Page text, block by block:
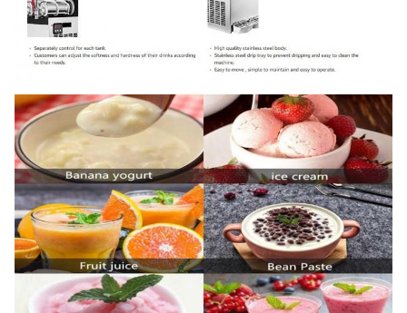
इलेक्ट्रिक्स
मानक
220V,
चलाने का
तरीका
चुंबकीय संचरण
गिनीकृमि 63KG एनडब्ल्यू 53 किलो
40'
मुख्यालय
लोड हो रहा
है
235
पीसीएस
एफओबी
शंघाई
USD
20' एफटी
लोडिंग
90
पीसीएस
गारंटी 1 साल